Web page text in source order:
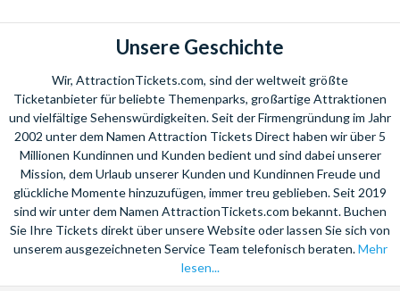
Unsere Geschichte
Wir, AttractionTickets.com, sind der weltweit größte
Ticketanbieter für beliebte Themenparks, großartige Attraktionen
und vielfältige Sehenswürdigkeiten. Seit der Firmengründung im Jahr
2002 unter dem Namen Attraction Tickets Direct haben wir über 5
Millionen Kundinnen und Kunden bedient und sind dabei unserer
Mission, dem Urlaub unserer Kunden und Kundinnen Freude und
glückliche Momente hinzuzufügen, immer treu geblieben. Seit 2019
sind wir unter dem Namen AttractionTickets.com bekannt. Buchen
Sie Ihre Tickets direkt über unsere Website oder lassen Sie sich von
unserem ausgezeichneten Service Team telefonisch beraten.Mehr
lesen...